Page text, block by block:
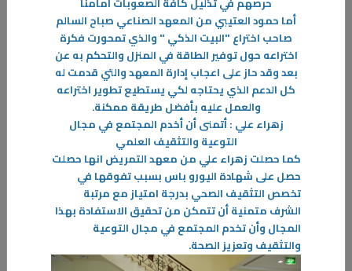
خريجو القسم يتمتعون بمهارات فنيه تتماشى مع احتياجات سوق العمل.
أفاد رئيس قسم الأعمال الميكانيكية في معهد التدريب الإنشائي م.سالم
العجمي بأن الهدف الأساسي من إنشاء هذا القسم هو تلبية احتياجات سوق
أما حمود العتيبي من المعهد الصناعي صباح السالم
صاحب اختراع "البيت الذكي " والذي تمحورت فكرة
اختراعه حول توفير الطاقة في المنزل والتحكم به عن
بعد وقد حاز على اعجاب إدارة المعهد والتي قدمت له
كل الدعم الذي يحتاجه لكي يستطيع تطوير اختراعه
والعمل عليه بأفضل طريقة ممكنة.
زهراء علي : أتمنى أن أخدم المجتمع في مجال
التوعية والتثقيف العلمي
كما حصلت زهراء علي من معهد التمريض انها حصلت
حصل على شهادة اليورو باس بسبب تفوقها في
تخصص التثقيف الصحي بدرجة امتياز مع مرتبة
الشرف متمنية أن تتمكن من تحقيق الاستفادة بهذا
المجال وأن تخدم المجتمع في مجال التوعية
والتثقيف وتعزيز الصحة.